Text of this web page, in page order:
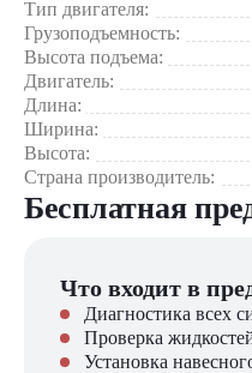
Складские и
Производственные
Строительные
Промышленные базы и
Торговые и
Почему стоит
Качество и надежность
Простота
Универсальность
Купить бензиновый
Тип двигателя:
Грузоподъемность:
Высота подъема:
Двигатель:
Длина:
Ширина:
Высота:
Страна производитель:
Бесплатная
Что входит в
Диагностика всех
Проверка
Установка